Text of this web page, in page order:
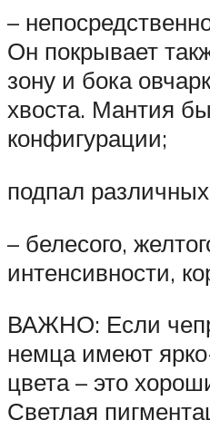
–
Он покрывает
зону и бока
хвоста. Мантия
конфигурации;
подпал
– белесого,
интенсивности,
ВАЖНО: Если
немца имеют
цвета – это
Светлая